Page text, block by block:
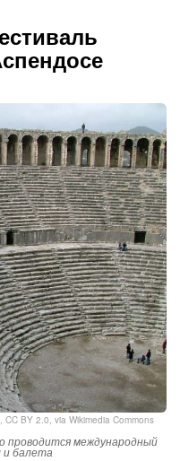
, CC BY 2.0, via Wikimedia Commons
международный
балета